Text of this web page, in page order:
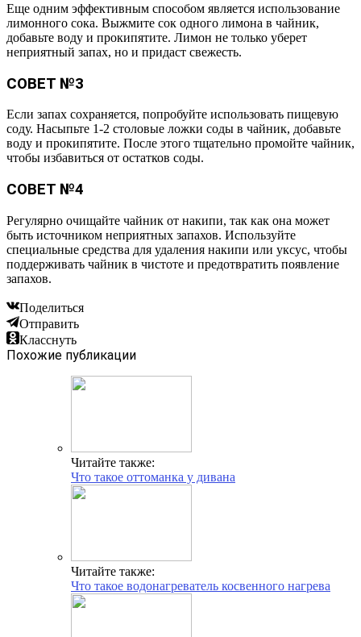
Еще одним эффективным способом является использование
лимонного сока. Выжмите сок одного лимона в чайник,
добавьте воду и прокипятите. Лимон не только уберет
неприятный запах, но и придаст свежесть.
СОВЕТ №3
Если запах сохраняется, попробуйте использовать пищевую
соду. Насыпьте 1-2 столовые ложки соды в чайник, добавьте
воду и прокипятите. После этого тщательно промойте чайник,
чтобы избавиться от остатков соды.
СОВЕТ №4
Регулярно очищайте чайник от накипи, так как она может
быть источником неприятных запахов. Используйте
специальные средства для удаления накипи или уксус, чтобы
поддерживать чайник в чистоте и предотвратить появление
запахов.
Поделиться
Отправить
Класснуть
Похожие публикации
Читайте также:
Что такое оттоманка у дивана
Читайте также:
Что такое водонагреватель косвенного нагрева